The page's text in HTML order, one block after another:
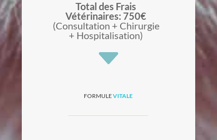
Total des Frais
Vétérinaires: 750€
(Consultation + Chirurgie
+ Hospitalisation)
C
FORMULEVITALE